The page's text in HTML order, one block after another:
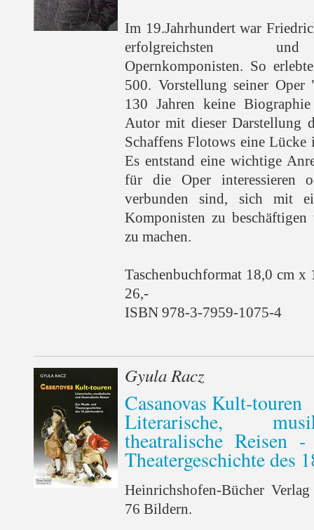
Im 19.Jahrhundert war
erfolgreichsten und
Opernkomponisten. So
500. Vorstellung seiner
130 Jahren keine
Autor mit dieser Darstellung
Schaffens Flotows eine Lücke
Es entstand eine wichtige
für die Oper interessieren
verbunden sind, sich mit
Komponisten zu
zu machen.
Taschenbuchformat 18,0 cm
26,-
ISBN 978-3-7959-1075-4
Gyula Racz
Casanovas Kult-touren
Literarische,
theatralische Reisen
Theatergeschichte des
Heinrichshofen-Bücher
76 Bildern.